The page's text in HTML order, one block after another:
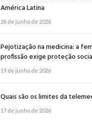
América Latina
26 de junho de 2026
Pejotização na medicina: a
profissão exige proteção
19 de junho de 2026
Quais são os limites da
17 de junho de 2026